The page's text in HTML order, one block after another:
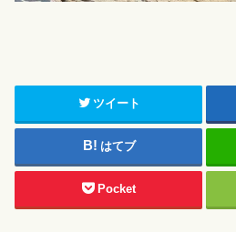
ツイート
はてブ
Pocket